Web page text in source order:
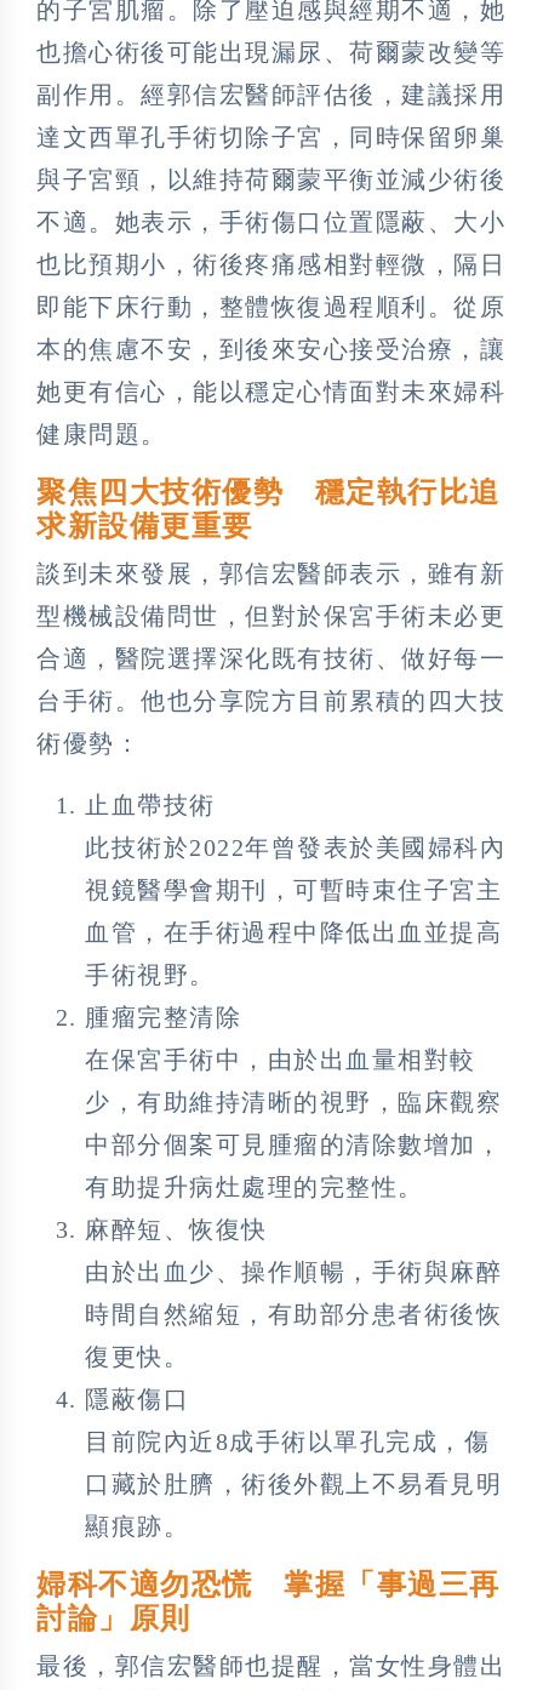
的子宮肌瘤。除了壓迫感與經期不適，她
也擔心術後可能出現漏尿、荷爾蒙改變等
副作用。經郭信宏醫師評估後，建議採用
達文西單孔手術切除子宮，同時保留卵巢
與子宮頸，以維持荷爾蒙平衡並減少術後
不適。她表示，手術傷口位置隱蔽、大小
也比預期小，術後疼痛感相對輕微，隔日
即能下床行動，整體恢復過程順利。從原
本的焦慮不安，到後來安心接受治療，讓
她更有信心，能以穩定心情面對未來婦科
健康問題。
聚焦四大技術優勢 穩定執行比追
求新設備更重要
談到未來發展，郭信宏醫師表示，雖有新
型機械設備問世，但對於保宮手術未必更
合適，醫院選擇深化既有技術、做好每一
台手術。他也分享院方目前累積的四大技
術優勢：
止血帶技術
此技術於2022年曾發表於美國婦科內
視鏡醫學會期刊，可暫時束住子宮主
血管，在手術過程中降低出血並提高
手術視野。
腫瘤完整清除
在保宮手術中，由於出血量相對較
少，有助維持清晰的視野，臨床觀察
中部分個案可見腫瘤的清除數增加，
有助提升病灶處理的完整性。
麻醉短、恢復快
由於出血少、操作順暢，手術與麻醉
時間自然縮短，有助部分患者術後恢
復更快。
隱蔽傷口
目前院內近8成手術以單孔完成，傷
口藏於肚臍，術後外觀上不易看見明
顯痕跡。
婦科不適勿恐慌 掌握「事過三再
討論」原則
最後，郭信宏醫師也提醒，當女性身體出